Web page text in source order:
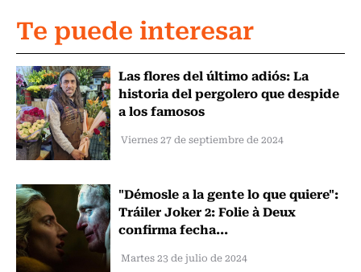
Te puede interesar
Las flores del último adiós: La
historia del pergolero que despide
a los famosos
Viernes 27 de septiembre de 2024
"Démosle a la gente lo que quiere":
Tráiler Joker 2: Folie à Deux
confirma fecha...
Martes 23 de julio de 2024